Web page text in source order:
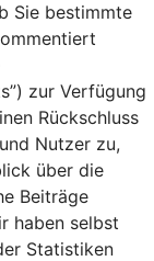
Sie bestimmte
zur Verfügung
Rückschluss
Nutzer zu,
über die
Beiträge
haben selbst
Statistiken